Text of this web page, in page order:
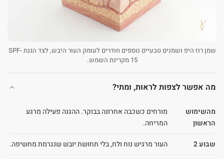
שמן רוז היפ ושמנים טבעיים נוספים חודרים לעומק העור היבש, לצד הגנת SPF-
15 מקרינת השמש.
מה אפשר לצפות לראות, ומתי?
מהשימוש
הראשון
מורחים כשכבה אחרונה בבוקר. ההגנה פעילה מרגע
המריחה.
שבוע 2
העור מרגיש נוח ולח, בלי תחושת יובש שנגרמת מחשיפה.